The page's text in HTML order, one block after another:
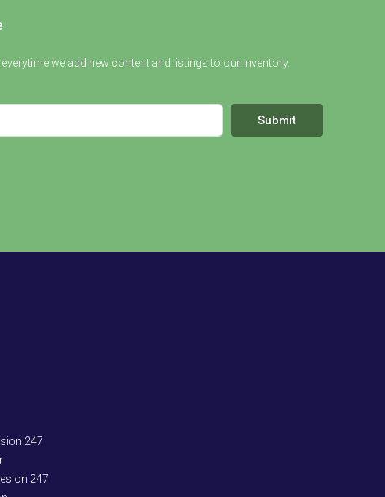
we add new content and listings to our inventory.
Submit
247
247